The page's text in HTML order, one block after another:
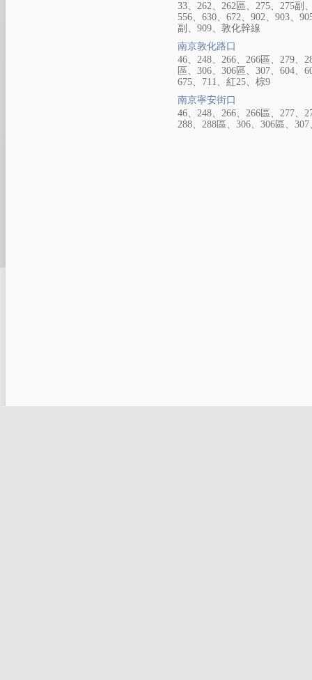
33、262、262區、275、275副
556、630、672、902、903、
副、909、敦化幹線
南京敦化路口
46、248、266、266區、279、
區、306、306區、307、604、
675、711、紅25、棕9
南京寧安街口
46、248、266、266區、277、
288、288區、306、306區、307